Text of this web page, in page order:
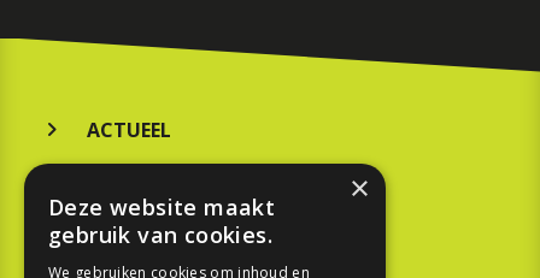
ACTUEEL
KOOPGIDS
×
Deze website maakt
gebruik van cookies.
We gebruiken cookies om inhoud en